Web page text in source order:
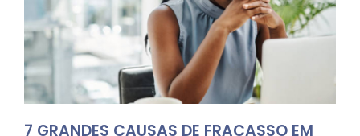
7 GRANDES CAUSAS DE FRACASSO EM